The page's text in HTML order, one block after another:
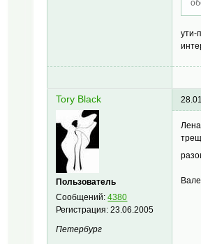
ути-
Tory Black
Пользователь
Сообщений:4380
Регистрация:23.06.2005
Петербург